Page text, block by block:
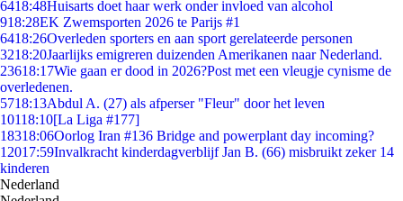
6418:48Huisarts doet haar werk onder invloed van alcohol
918:28EK Zwemsporten 2026 te Parijs #1
6418:26Overleden sporters en aan sport gerelateerde personen
3218:20Jaarlijks emigreren duizenden Amerikanen naar Nederland.
23618:17Wie gaan er dood in 2026?Post met een vleugje cynisme de
overledenen.
5718:13Abdul A. (27) als afperser "Fleur" door het leven
10118:10[La Liga #177]
18318:06Oorlog Iran #136 Bridge and powerplant day incoming?
12017:59Invalkracht kinderdagverblijf Jan B. (66) misbruikt zeker 14
kinderen
Nederland